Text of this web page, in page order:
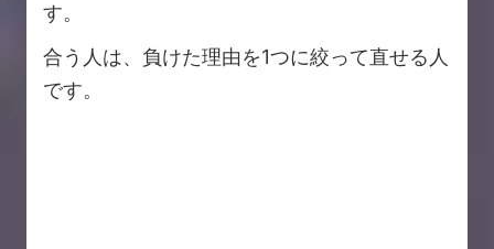
す。
合う人は、負けた理由を1つに絞って直せる人
です。